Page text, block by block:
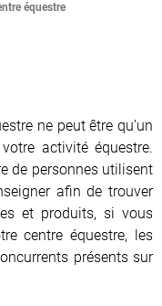
équestre
ne peut être qu’un
activité équestre.
de personnes utilisent
afin de trouver
et produits, si vous
centre équestre, les
présents sur